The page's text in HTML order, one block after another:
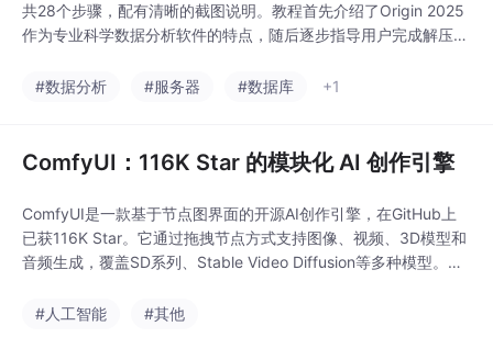
共28个步骤，配有清晰的截图说明。教程首先介绍了Origin 2025
作为专业科学数据分析软件的特点，随后逐步指导用户完成解压、
文件替换及语言切换等关键操作。最后还简要介绍了软件的基础使
#数据分析 #服务器 #数据库 +1
ComfyUI：116K Star 的模块化 AI 创作引擎
ComfyUI是一款基于节点图界面的开源AI创作引擎，在GitHub上
已获116K Star。它通过拖拽节点方式支持图像、视频、3D模型和
音频生成，覆盖SD系列、Stable Video Diffusion等多种模型。其
PU），支持Windows/Linux/macOS平台。项目提供三种安装方
#人工智能 #其他